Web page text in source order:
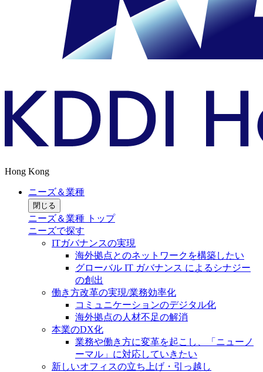
Hong Kong
ニーズ＆業種
閉じる
ニーズ＆業種 トップ
ニーズで探す
ITガバナンスの実現
海外拠点とのネットワークを構築したい
グローバル IT ガバナンス によるシナジー
の創出
働き方改革の実現/業務効率化
コミュニケーションのデジタル化
海外拠点の人材不足の解消
本業のDX化
業務や働き方に変革を起こし、「ニューノ
ーマル」に対応していきたい
新しいオフィスの立ち上げ・引っ越し